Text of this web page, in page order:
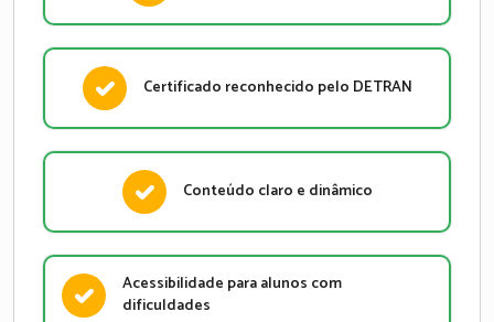
Certificado reconhecido pelo DETRAN
Conteúdo claro e dinâmico
Acessibilidade para alunos com
dificuldades